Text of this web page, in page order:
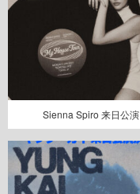
Sienna Spiro 来日公演